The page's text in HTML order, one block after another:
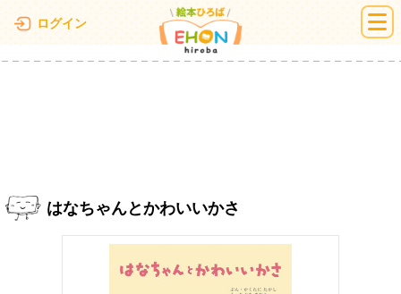
ログイン 絵本ひろば
はなちゃんとかわいいかさ